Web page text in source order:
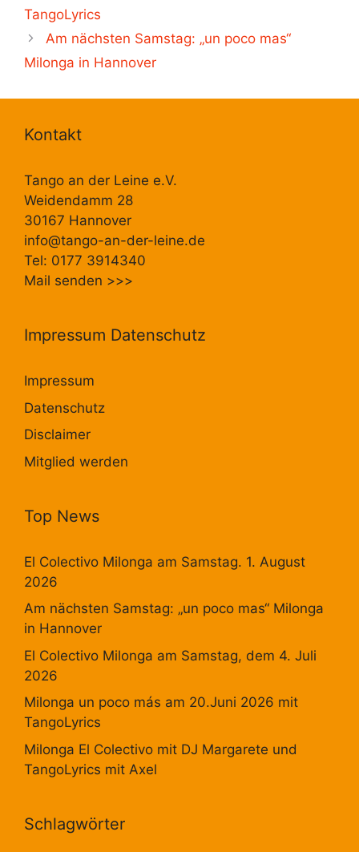
TangoLyrics
Am nächsten Samstag: „un poco mas“
Milonga in Hannover
Kontakt
Tango an der Leine e.V.
Weidendamm 28
30167 Hannover
info@tango-an-der-leine.de
Tel: 0177 3914340
Mail senden >>>
Impressum Datenschutz
Impressum
Datenschutz
Disclaimer
Mitglied werden
Top News
El Colectivo Milonga am Samstag. 1. August
2026
Am nächsten Samstag: „un poco mas“ Milonga
in Hannover
El Colectivo Milonga am Samstag, dem 4. Juli
2026
Milonga un poco más am 20.Juni 2026 mit
TangoLyrics
Milonga El Colectivo mit DJ Margarete und
TangoLyrics mit Axel
Schlagwörter